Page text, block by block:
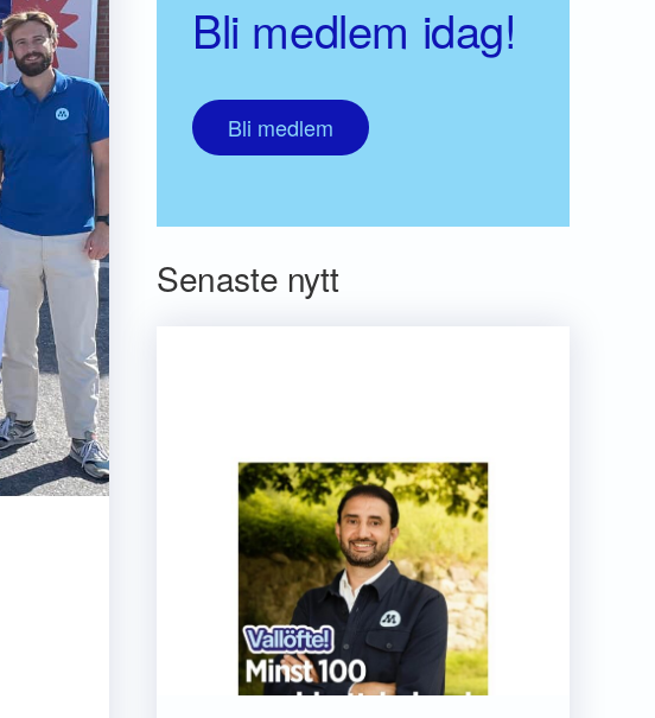
Bli medlem idag!
Bli medlem
Senaste nytt